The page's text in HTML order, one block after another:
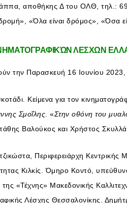
αποθήκης Δ του ΟΛΘ, τηλ.:
«Όλα είναι δρόμος», «Όσα
ΛΕΣΧΩΝ
την Παρασκευή 16 Ιουνίου
Κείμενα για τον
Σμοΐλης. «Στην οθόνη του
Βαλούκος και Χρήστος
Περιφερειάρχη Κεντρικής
Κιλκίς. Όμηρο Κοντό,
«Τέχνης» Μακεδονικής
Λέσχης Θεσσαλονίκης.